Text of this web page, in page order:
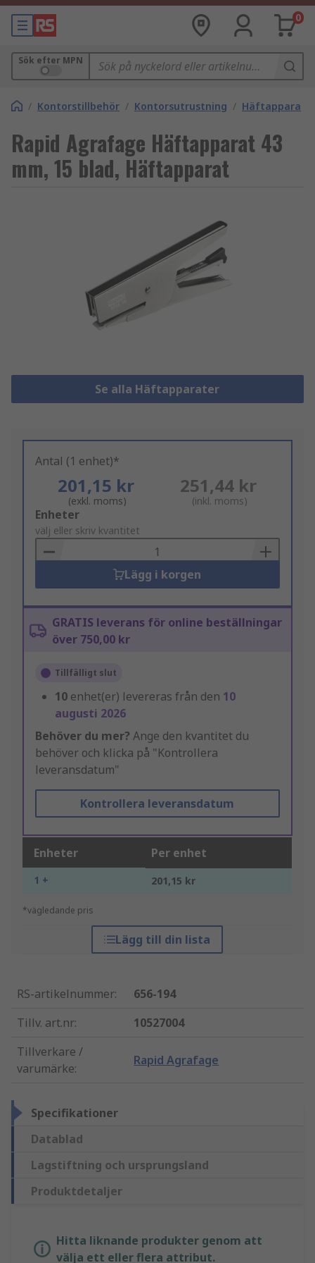
0
Sök efter MPN
/ Kontorstillbehör / Kontorsutrustning /
Rapid Agrafage Häftapparat 43
mm, 15 blad, Häftapparat
Se alla Häftapparater
Antal (1 enhet)*
201,15 kr
(exkl. moms)
251,44 kr
(inkl. moms)
Add
to
Basket
Enheter
välj eller skriv kvantitet
Lägg i korgen
GRATIS leverans för online beställningar
över 750,00 kr
Tillfälligt slut
10 enhet(er) levereras från den 10
augusti 2026
Behöver du mer? Ange den kvantitet du
behöver och klicka på "Kontrollera
leveransdatum"
Kontrollera leveransdatum
Enheter Per enhet
1 + 201,15 kr
*vägledande pris
Lägg till din lista
RS-artikelnummer:
656-194
Tillv. art.nr:
10527004
Tillverkare /
varumärke:
Rapid Agrafage
Specifikationer
Datablad
Lagstiftning och ursprungsland
Produktdetaljer
Hitta liknande produkter genom att
välja ett eller flera attribut.